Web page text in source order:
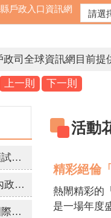
戶政入口資訊網
099。
099。
獎金最高新台幣1500
、不持有、不下載、
路內容防護機構」
上一則 下一則
銓敘部建置「公務人員退休所得重審後實發金額試算器」，請退休人員多加利用。
【宣導】 「遇見心動時」單身聯誼活動，請至內政部戶政司全球資訊網查詢。
「中華民國聯合國反貪腐公約第三次國家報告國際審查會議」訂於115年8月24日至28日舉辦。
活動
精彩絕倫
熱閙精彩的
是一場年度